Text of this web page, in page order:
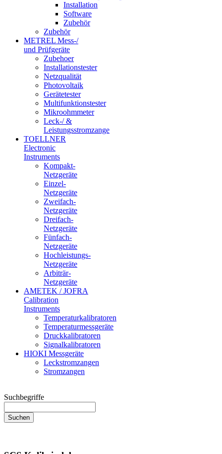
Installation
Software
Zubehör
Zubehör
METREL Mess-/
und Prüfgeräte
Zubehoer
Installationstester
Netzqualität
Photovoltaik
Gerätetester
Multifunktionstester
Mikroohmmeter
Leck-/ &
Leistungsstromzange
TOELLNER
Electronic
Instruments
Kompakt-
Netzgeräte
Einzel-
Netzgeräte
Zweifach-
Netzgeräte
Dreifach-
Netzgeräte
Fünfach-
Netzgeräte
Hochleistungs-
Netzgeräte
Arbiträr-
Netzgeräte
AMETEK / JOFRA
Calibration
Instruments
Temperaturkalibratoren
Temperaturmessgeräte
Druckkalibratoren
Signalkalibratoren
HIOKI Messgeräte
Leckstromzangen
Stromzangen
Suchbegriffe